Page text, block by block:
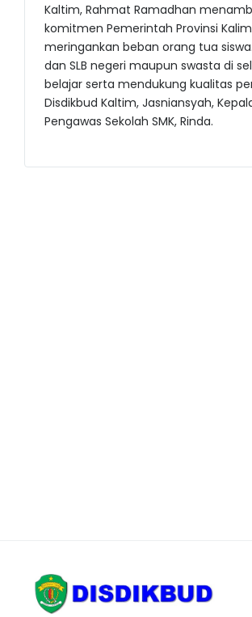
Kaltim, Rahmat Ramadhan
komitmen Pemerintah Provinsi
meringankan beban orang tua
dan SLB negeri maupun swasta di
belajar serta mendukung kualitas
Disdikbud Kaltim, Jasniansyah,
Pengawas Sekolah SMK, Rinda.